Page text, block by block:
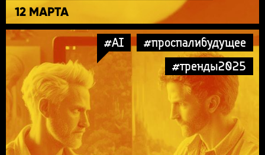
12 МАРТА
#AI
#проспалибудущее
#тренды2025